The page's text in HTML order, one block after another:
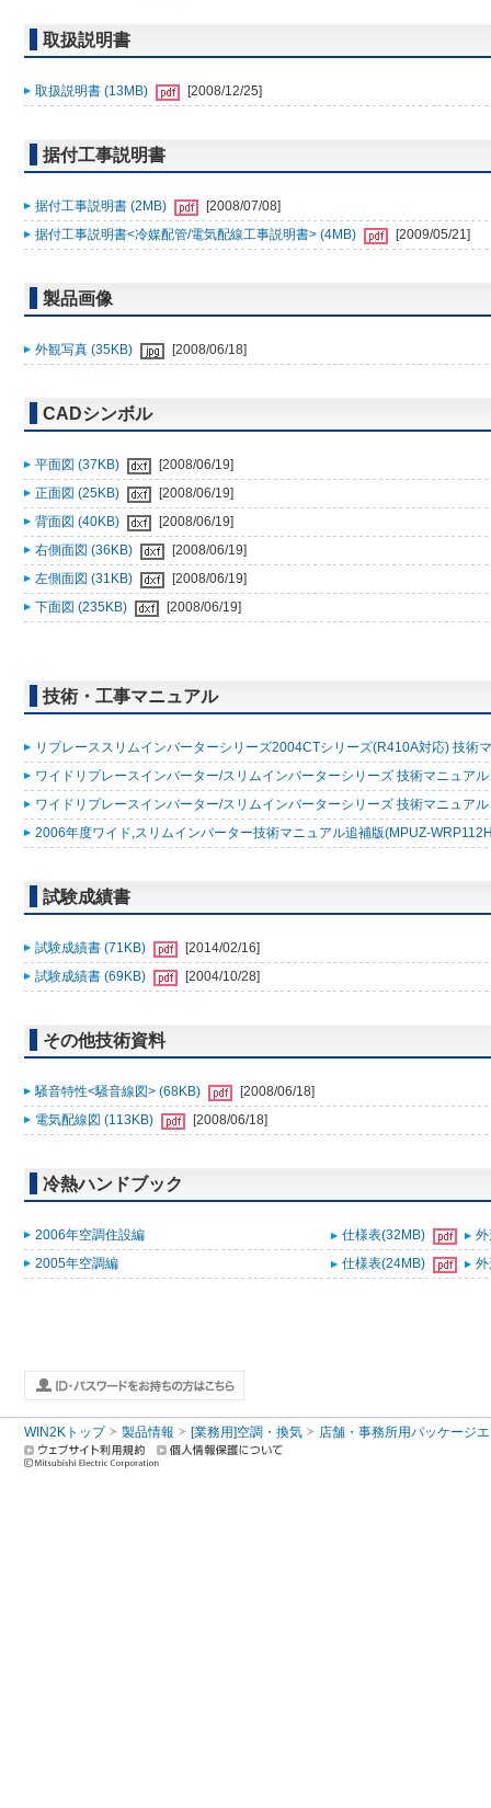
取扱説明書
取扱説明書 (13MB) [2008/12/25]
据付工事説明書
据付工事説明書 (2MB)
[2008/07/08]
据付工事説明書<冷媒配管/電気配線工事説明書> (4MB)
[2009/05/21]
製品画像
外観写真 (35KB) [2008/06/18]
CADシンボル
平面図 (37KB)
[2008/06/19]
正面図 (25KB)
[2008/06/19]
背面図 (40KB)
[2008/06/19]
右側面図 (36KB)
[2008/06/19]
左側面図 (31KB)
[2008/06/19]
下面図 (235KB)
[2008/06/19]
技術・工事マニュアル
リプレーススリムインバーターシリーズ2004CTシリーズ(R410A対応) 技術
ワイドリプレースインバーター/スリムインバーターシリーズ 技術マニュア
ワイドリプレースインバーター/スリムインバーターシリーズ 技術マニュア
2006年度ワイド,スリムインバーター技術マニュアル追補版(MPUZ-
試験成績書
試験成績書 (71KB)
[2014/02/16]
試験成績書 (69KB)
[2004/10/28]
その他技術資料
騒音特性<騒音線図> (68KB)
[2008/06/18]
電気配線図 (113KB)
[2008/06/18]
冷熱ハンドブック
2006年空調住設編 仕様表(32MB)
2005年空調編
仕様表(24MB)
WIN2Kトップ 製品情報 [業務用]空調・換気 店舗・事務所用パッケージ